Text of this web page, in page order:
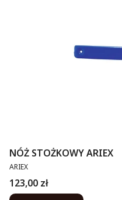
NÓŻ STOŻKOWY ARIEX
PRODUCENT
ARIEX
Cena
123,00 zł